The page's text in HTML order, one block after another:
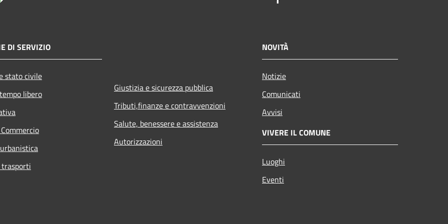
DI SERVIZIO
stato civile
libero
Giustizia e sicurezza pubblica
Tributi,finanze e contravvenzioni
Salute, benessere e assistenza
Autorizzazioni
NOVITÀ
Notizie
Comunicati
Avvisi
VIVERE IL COMUNE
Luoghi
Eventi